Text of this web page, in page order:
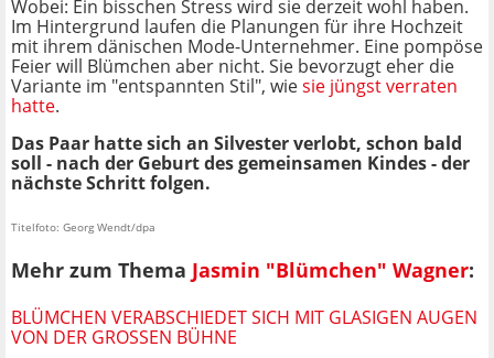
Wobei: Ein bisschen Stress wird sie derzeit wohl haben.
Im Hintergrund laufen die Planungen für ihre Hochzeit
mit ihrem dänischen Mode-Unternehmer. Eine pompöse
Feier will Blümchen aber nicht. Sie bevorzugt eher die
Variante im "entspannten Stil", wiesie jüngst verraten
hatte.
Das Paar hatte sich an Silvester verlobt, schon bald
soll - nach der Geburt des gemeinsamen Kindes - der
nächste Schritt folgen.
Titelfoto: Georg Wendt/dpa
Mehr zum Thema Jasmin "Blümchen" Wagner:
BLÜMCHEN VERABSCHIEDET SICH MIT GLASIGEN AUGEN
VON DER GROSSEN BÜHNE